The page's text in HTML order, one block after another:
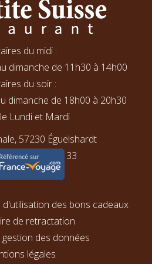
du midi :
dimanche de 11h30 à 14h00
du soir :
dimanche de 18h00 à 20h30
Lundi et Mardi
57230 Éguelshardt
: 03 87 06 15 33
des bons cadeaux
de retractation
gestion des données
légales